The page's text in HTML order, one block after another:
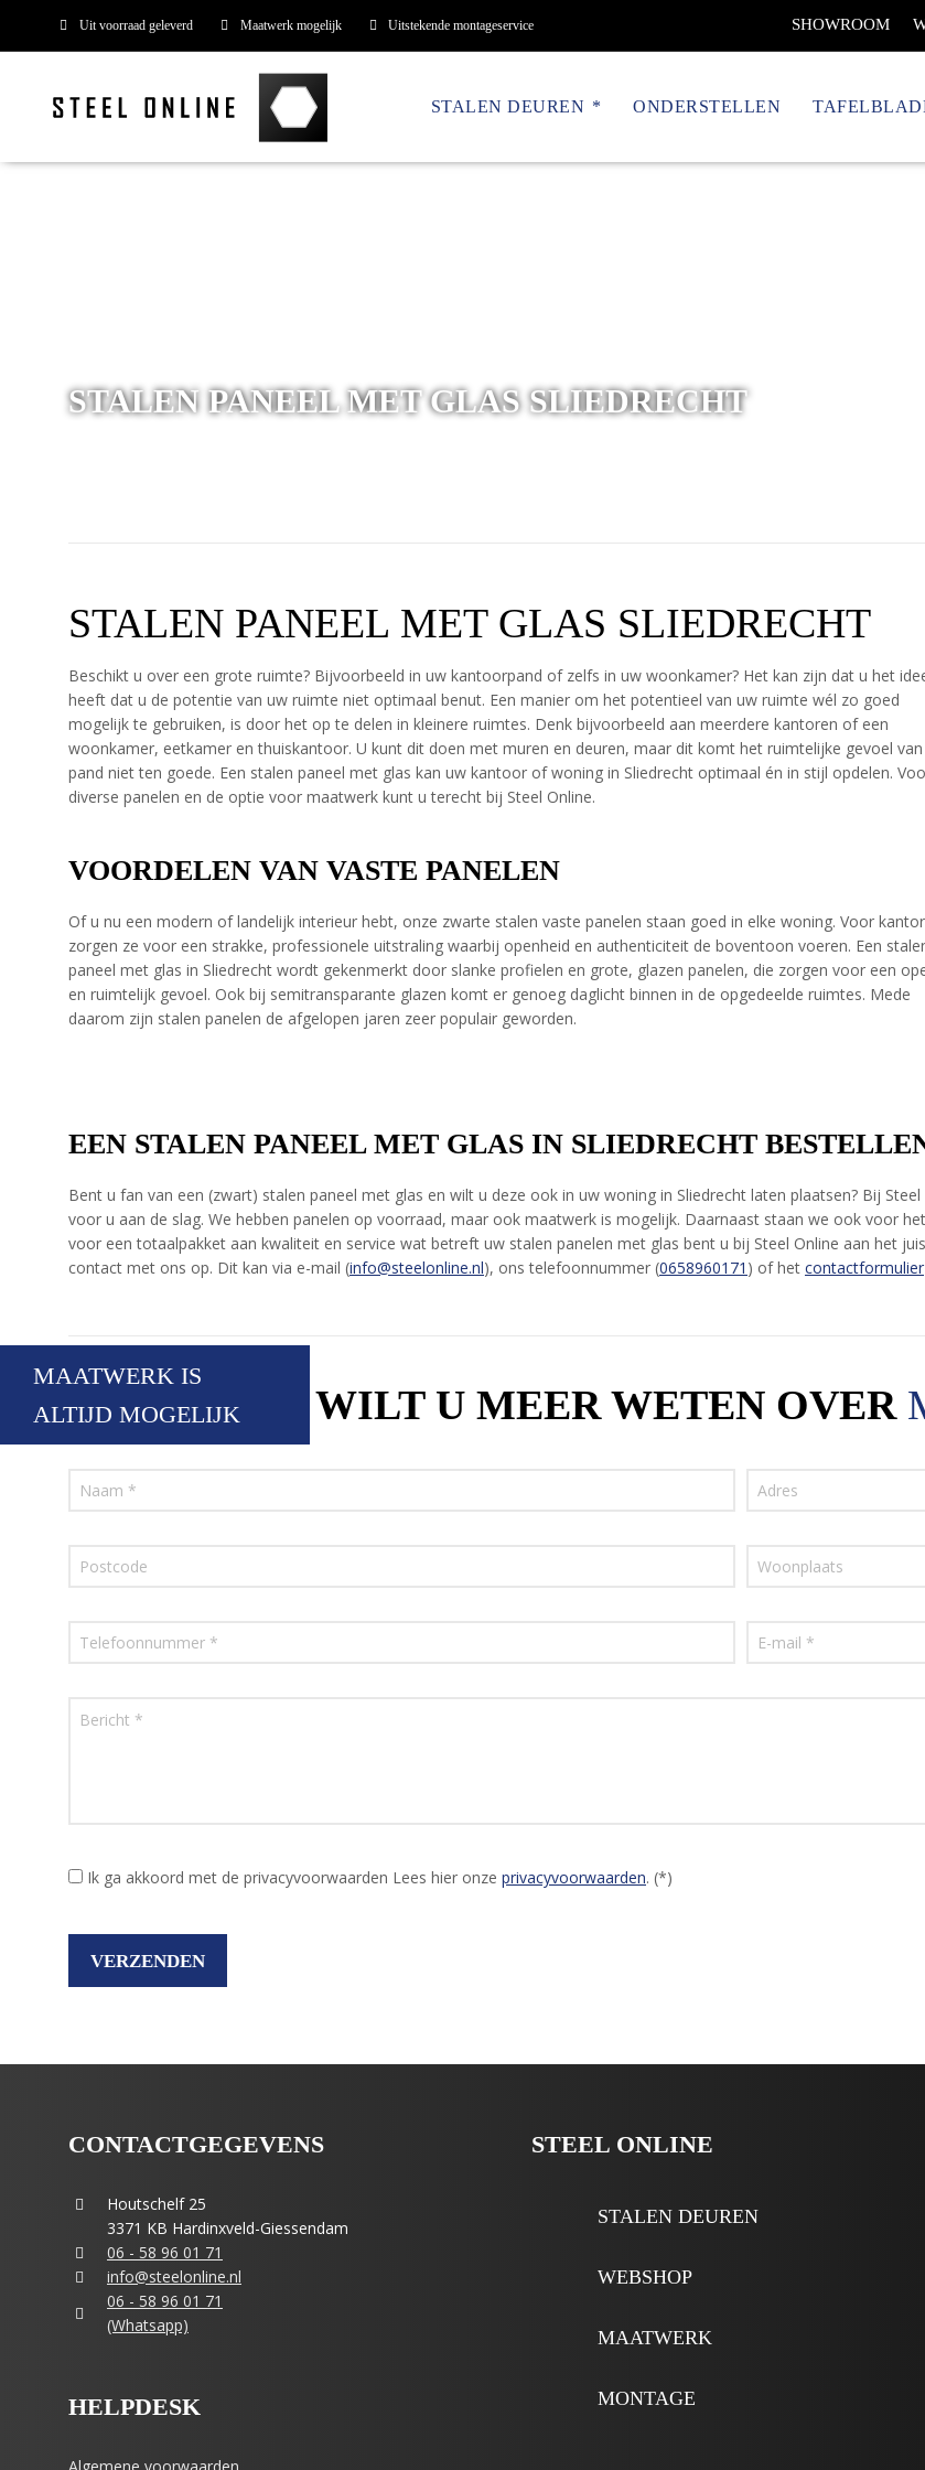
Uit voorraad geleverd Maatwerk mogelijk Uitstekende montageservice SHOWROOM
STALEN DEUREN ONDERSTELLEN
STALEN PANEEL MET GLAS SLIEDRECHT
STALEN PANEEL MET GLAS SLIEDRECHT
Beschikt u over een grote ruimte? Bijvoorbeeld in uw kantoorpand of zelfs in uw woonkamer? Het kan zijn dat u het
heeft dat u de potentie van uw ruimte niet optimaal benut. Een manier om het potentieel van uw ruimte wél zo goed
mogelijk te gebruiken, is door het op te delen in kleinere ruimtes. Denk bijvoorbeeld aan meerdere kantoren of een
woonkamer, eetkamer en thuiskantoor. U kunt dit doen met muren en deuren, maar dit komt het ruimtelijke gevoel
pand niet ten goede. Een stalen paneel met glas kan uw kantoor of woning in Sliedrecht optimaal én in stijl opdelen.
diverse panelen en de optie voor maatwerk kunt u terecht bij Steel Online.
VOORDELEN VAN VASTE PANELEN
Of u nu een modern of landelijk interieur hebt, onze zwarte stalen vaste panelen staan goed in elke woning. Voor
zorgen ze voor een strakke, professionele uitstraling waarbij openheid en authenticiteit de boventoon voeren. Een
paneel met glas in Sliedrecht wordt gekenmerkt door slanke profielen en grote, glazen panelen, die zorgen voor een
en ruimtelijk gevoel. Ook bij semitransparante glazen komt er genoeg daglicht binnen in de opgedeelde ruimtes. Mede
daarom zijn stalen panelen de afgelopen jaren zeer populair geworden.
EEN STALEN PANEEL MET GLAS IN SLIEDRECHT
Bent u fan van een (zwart) stalen paneel met glas en wilt u deze ook in uw woning in Sliedrecht laten plaatsen? Bij
voor u aan de slag. We hebben panelen op voorraad, maar ook maatwerk is mogelijk. Daarnaast staan we ook voor
voor een totaalpakket aan kwaliteit en service wat betreft uw stalen panelen met glas bent u bij Steel Online aan het
contact met ons op. Dit kan via e-mail (info@steelonline.nl), ons telefoonnummer (0658960171 ) of het contactformulier
WILT U MEER WETEN OVER
Ik ga akkoord met de privacyvoorwaarden Lees hier onze privacyvoorwaarden. (*)
CONTACTGEGEVENS
Houtschelf 25
3371 KB Hardinxveld-Giessendam
06 - 58 96 01 71
info@steelonline.nl
06 - 58 96 01 71
(Whatsapp)
HELPDESK
STEEL ONLINE
STALEN DEUREN
WEBSHOP
MAATWERK
MONTAGE
MAATWERK IS
ALTIJD MOGELIJK